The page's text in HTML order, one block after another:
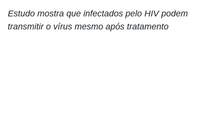
Estudo mostra que infectados pelo HIV podem
transmitir o vírus mesmo após tratamento